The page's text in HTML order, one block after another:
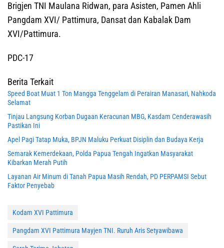
Brigjen TNI Maulana Ridwan, para Asisten, Pamen Ahli
Pangdam XVI/ Pattimura, Dansat dan Kabalak Dam
XVI/Pattimura.
PDC-17
Berita Terkait
Speed Boat Muat 1 Ton Mangga Tenggelam di Perairan Manasari, Nahkoda
Selamat
Tinjau Langsung Korban Dugaan Keracunan MBG, Kasdam Cenderawasih
Pastikan Ini
Apel Pagi Tatap Muka, BPJN Maluku Perkuat Disiplin dan Budaya Kerja
Semarak Kemerdekaan, Polda Papua Tengah Ingatkan Masyarakat
Kibarkan Merah Putih
Layanan Air Minum di Tanah Papua Masih Rendah, PD PERPAMSI Sebut
Faktor Penyebab
Kodam XVI Pattimura
Pangdam XVI Pattimura Mayjen TNI. Ruruh Aris Setyawibawa